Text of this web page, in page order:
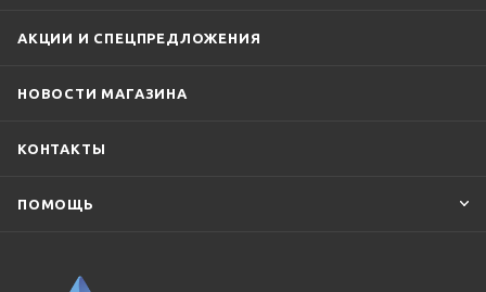
АКЦИИ И СПЕЦПРЕДЛОЖЕНИЯ
НОВОСТИ МАГАЗИНА
КОНТАКТЫ
ПОМОЩЬ